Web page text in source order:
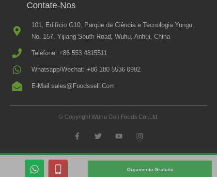
Contate-Nos
101, Edifício G10, Parque de Ciência e Tecnologia Yungu,
No. 157, Yijiang South Road, Wuhu, Anhui, China
Telefone: +86 553 4815511
Whatsapp/Wechat: +86 180 5536 0992
E-Mail:sales@foodssell.com
© Copyright Wuhu Deli Foods Co.,Ltd.
A
C
B
W
T
O
U
N
A
R
W
H
M
Ó
Orçamento Gratuito